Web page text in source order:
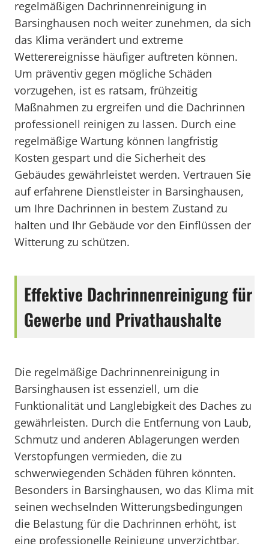
regelmäßigen Dachrinnenreinigung in
Barsinghausen noch weiter zunehmen, da sich
das Klima verändert und extreme
Wetterereignisse häufiger auftreten können.
Um präventiv gegen mögliche Schäden
vorzugehen, ist es ratsam, frühzeitig
Maßnahmen zu ergreifen und die Dachrinnen
professionell reinigen zu lassen. Durch eine
regelmäßige Wartung können langfristig
Kosten gespart und die Sicherheit des
Gebäudes gewährleistet werden. Vertrauen Sie
auf erfahrene Dienstleister in Barsinghausen,
um Ihre Dachrinnen in bestem Zustand zu
halten und Ihr Gebäude vor den Einflüssen der
Witterung zu schützen.
Effektive Dachrinnenreinigung für
Gewerbe und Privathaushalte
Die regelmäßige Dachrinnenreinigung in
Barsinghausen ist essenziell, um die
Funktionalität und Langlebigkeit des Daches zu
gewährleisten. Durch die Entfernung von Laub,
Schmutz und anderen Ablagerungen werden
Verstopfungen vermieden, die zu
schwerwiegenden Schäden führen könnten.
Besonders in Barsinghausen, wo das Klima mit
seinen wechselnden Witterungsbedingungen
die Belastung für die Dachrinnen erhöht, ist
eine professionelle Reinigung unverzichtbar.